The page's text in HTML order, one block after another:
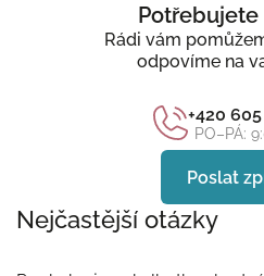
Potřebujete
Rádi vám
odpovíme na
+420
PO–PÁ:
Poslat
Nejčastější otázky